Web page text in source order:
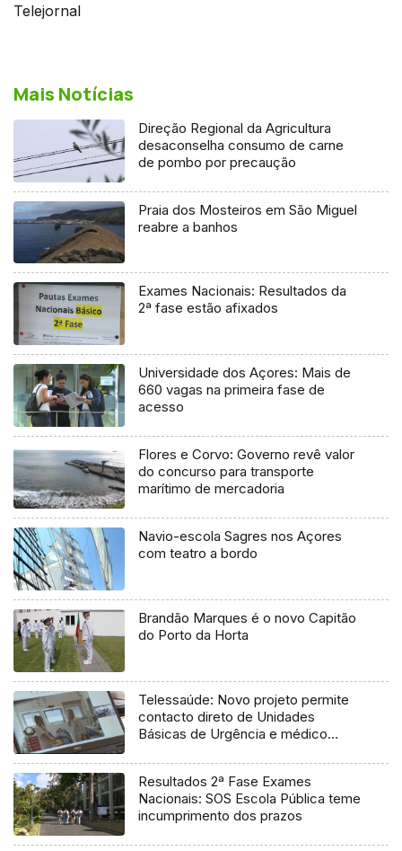
Telejornal
Mais Notícias
Direção Regional da Agricultura
desaconselha consumo de carne
de pombo por precaução
Praia dos Mosteiros em São Miguel
reabre a banhos
Exames Nacionais: Resultados da
2ª fase estão afixados
Universidade dos Açores: Mais de
660 vagas na primeira fase de
acesso
Flores e Corvo: Governo revê valor
do concurso para transporte
marítimo de mercadoria
Navio-escola Sagres nos Açores
com teatro a bordo
Brandão Marques é o novo Capitão
do Porto da Horta
Telessaúde: Novo projeto permite
contacto direto de Unidades
Básicas de Urgência e médico
Resultados 2ª Fase Exames
Nacionais: SOS Escola Pública teme
incumprimento dos prazos